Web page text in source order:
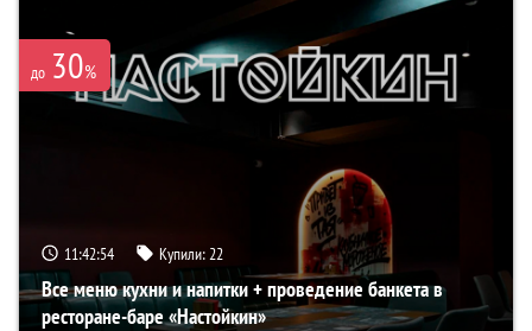
до 30%
11:42:52 Купили:22
Все меню кухни и напитки + проведение банкета в
ресторане-баре «Настойкин»